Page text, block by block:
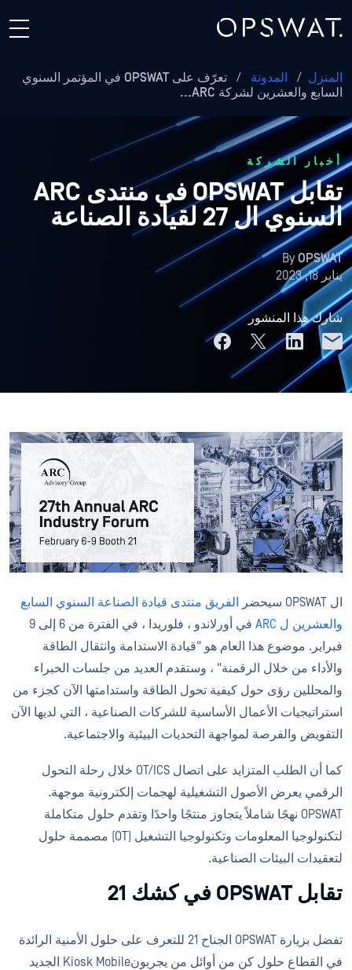
المنزل / المدونة /
تعرّف على OPSWAT في المؤتمر السنوي
السابع والعشرين لشركة ARC...
أخبار الشركة
تقابل OPSWAT في منتدى ARC
السنوي ال 27 لقيادة الصناعة
ByOPSWAT
يناير 18, 2023
شارك هذا المنشور
ال OPSWAT سيحضر
الفريق منتدى قيادة الصناعة السنوي السابع
والعشرين ل ARC
في أورلاندو ، فلوريدا ، في الفترة من 6 إلى 9
فبراير. موضوع هذا العام هو "قيادة الاستدامة وانتقال الطاقة
والأداء من خلال الرقمنة" ، وستقدم العديد من جلسات الخبراء
والمحللين رؤى حول كيفية تحول الطاقة واستدامتها الآن كجزء من
استراتيجيات الأعمال الأساسية للشركات الصناعية ، التي لديها الآن
التفويض والفرصة لمواجهة التحديات البيئية والاجتماعية.
كما أن الطلب المتزايد على اتصال OT/ICS خلال رحلة التحول
الرقمي يعرض الأصول التشغيلية لهجمات إلكترونية موجهة.
OPSWAT نهجًا شاملاً يتجاوز منتجًا واحدًا وتقدم حلول متكاملة
لتكنولوجيا المعلومات وتكنولوجيا التشغيل (OT) مصممة حلول
لتعقيدات البيئات الصناعية.
تقابل OPSWAT في كشك 21
تفضل بزيارة OPSWAT الجناح 21 للتعرف على حلول الأمنية الرائدة
في القطاع حلول كن من أوائل من يجربونKiosk Mobile الجديد